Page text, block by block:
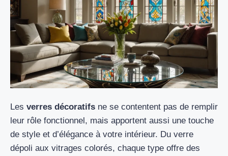
Les verres décoratifs ne se contentent pas de remplir
leur rôle fonctionnel, mais apportent aussi une touche
de style et d’élégance à votre intérieur. Du verre
dépoli aux vitrages colorés, chaque type offre des